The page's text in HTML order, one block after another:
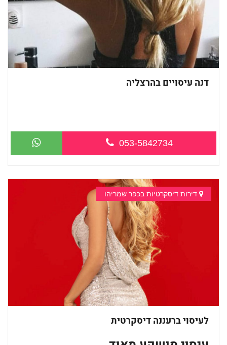
דנה עיסויים בהרצליה
053-5842734
דירות דיסקרטיות בכפר שמריהו
לעיסוי ברעננה דיסקרטית